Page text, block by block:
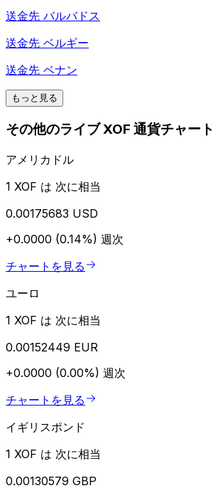
送金先 バルバドス
送金先 ベルギー
送金先 ベナン
もっと見る
その他のライブ XOF 通貨チャート
アメリカドル
1 XOF は 次に相当
0.00175683 USD
+0.0000 (0.14%) 週次
チャートを見る
ユーロ
1 XOF は 次に相当
0.00152449 EUR
+0.0000 (0.00%) 週次
チャートを見る
イギリスポンド
1 XOF は 次に相当
0.00130579 GBP